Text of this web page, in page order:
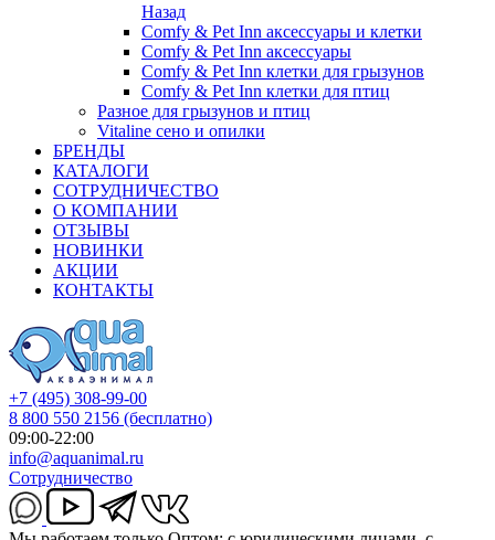
Назад
Comfy & Pet Inn аксессуары и клетки
Comfy & Pet Inn аксессуары
Comfy & Pet Inn клетки для грызунов
Comfy & Pet Inn клетки для птиц
Разное для грызунов и птиц
Vitaline сено и опилки
БРЕНДЫ
КАТАЛОГИ
СОТРУДНИЧЕСТВО
О КОМПАНИИ
ОТЗЫВЫ
НОВИНКИ
АКЦИИ
КОНТАКТЫ
+7 (495) 308-99-00
8 800 550 2156 (бесплатно)
09:00-22:00
info@aquanimal.ru
Сотрудничество